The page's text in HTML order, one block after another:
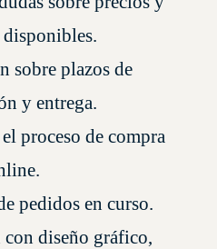
sobre plazos de
y entrega.
proceso de compra
pedidos en curso.
diseño gráfico,